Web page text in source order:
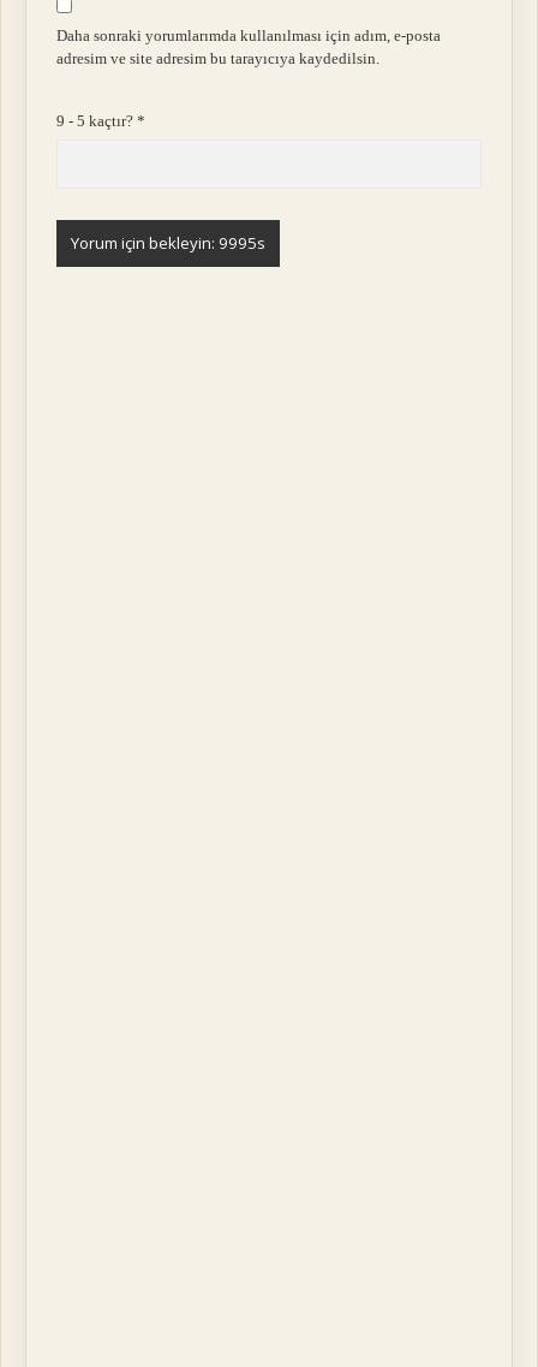
Daha sonraki yorumlarımda kullanılması için adım, e-posta
adresim ve site adresim bu tarayıcıya kaydedilsin.
9 - 5 kaçtır?*